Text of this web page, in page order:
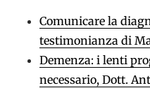
Comunicare la
testimonianza di
Demenza: i lenti
necessario, Dott.